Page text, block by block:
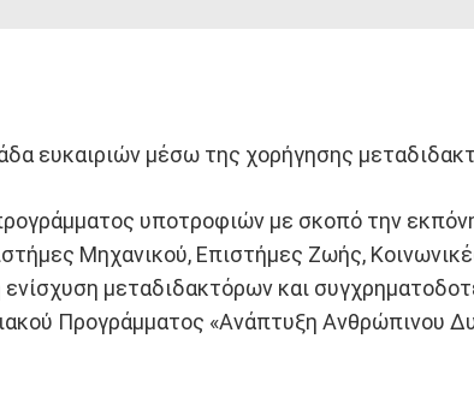
ευκαιριών μέσω της χορήγησης
υποτροφιών με σκοπό την
Μηχανικού, Επιστήμες Ζωής,
μεταδιδακτόρων και
Προγράμματος «Ανάπτυξη Ανθρώπινου